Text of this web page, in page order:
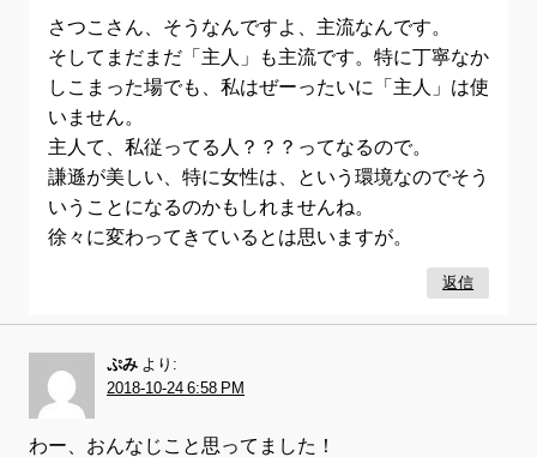
さつこさん、そうなんですよ、主流なんです。
そしてまだまだ「主人」も主流です。特に丁寧なか
しこまった場でも、私はぜーったいに「主人」は使
いません。
主人て、私従ってる人？？？ってなるので。
謙遜が美しい、特に女性は、という環境なのでそう
いうことになるのかもしれませんね。
徐々に変わってきているとは思いますが。
返信
ぷみ より:
2018-10-24 6:58 PM
わー、おんなじこと思ってました！